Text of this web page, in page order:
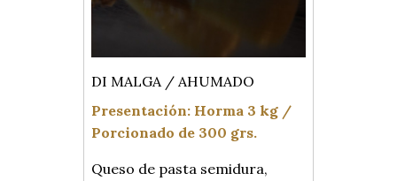
DI MALGA / AHUMADO
Presentación: Horma 3 kg /
Porcionado de 300 grs.
Queso de pasta semidura,